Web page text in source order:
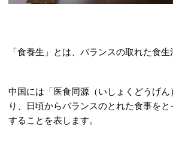
「食養生」とは、バランスの取れた食生
中国には「医食同源（いしょくどうげ
り、日頃からバランスのとれた食事を
することを表します。